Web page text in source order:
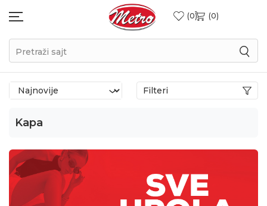
0 0
Pretraži sajt
Kapa
Filteri